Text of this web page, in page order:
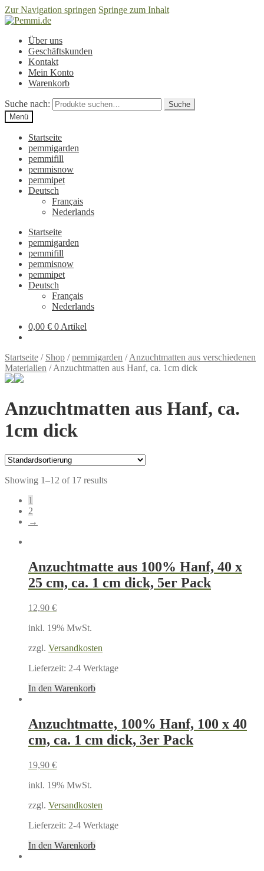
Zur Navigation springen Springe zum Inhalt
Über uns
Geschäftskunden
Kontakt
Mein Konto
Warenkorb
Suche nach:
Suche
Menü
Startseite
pemmigarden
pemmifill
pemmisnow
pemmipet
Deutsch
Français
Nederlands
Startseite
pemmigarden
pemmifill
pemmisnow
pemmipet
Deutsch
Français
Nederlands
0,00 € 0 Artikel
Startseite / Shop /pemmigarden /Anzuchtmatten aus verschiedenen
Materialien /Anzuchtmatten aus Hanf, ca. 1cm dick
Anzuchtmatten aus Hanf, ca.
1cm dick
Showing 1–12 of 17 results
1
2
→
Anzuchtmatte aus 100% Hanf, 40 x
25 cm, ca. 1 cm dick, 5er Pack
12,90 €
inkl. 19% MwSt.
zzgl. Versandkosten
Lieferzeit: 2-4 Werktage
In den Warenkorb
Anzuchtmatte, 100% Hanf, 100 x 40
cm, ca. 1 cm dick, 3er Pack
19,90 €
inkl. 19% MwSt.
zzgl. Versandkosten
Lieferzeit: 2-4 Werktage
In den Warenkorb